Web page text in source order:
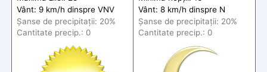
Vânt: 9 km/h dinspre VNV
Șanse de precipitații: 20%
Cantitate precip.: 0
Vânt: 8 km/h dinspre N
Șanse de precipitații: 20%
Cantitate precip.: 0